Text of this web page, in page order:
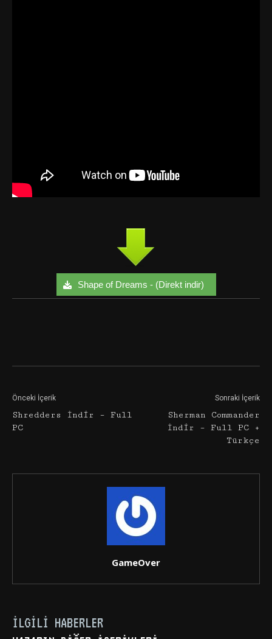
Shape of Dreams - (Direkt indir)
Önceki İçerik
Shredders İndir – Full
PC
Sonraki İçerik
Sherman Commander
İndir – Full PC +
Türkçe
GameOver
İLGILI HABERLER